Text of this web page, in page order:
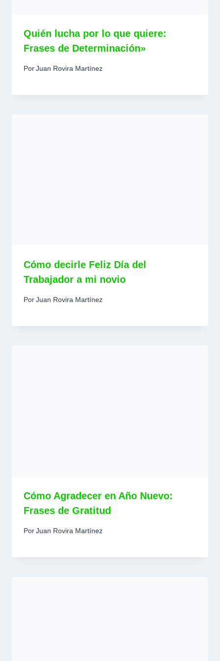
Quién lucha por lo que quiere:
Frases de Determinación»
PorJuan Rovira Martínez
Cómo decirle Feliz Día del
Trabajador a mi novio
PorJuan Rovira Martínez
Cómo Agradecer en Año Nuevo:
Frases de Gratitud
PorJuan Rovira Martínez